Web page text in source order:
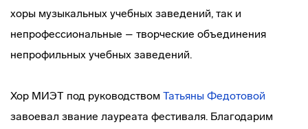
хоры музыкальных учебных заведений, так и
непрофессиональные – творческие объединения
непрофильных учебных заведений.
Хор МИЭТ под руководством Татьяны Федотовой
завоевал звание лауреата фестиваля. Благодарим